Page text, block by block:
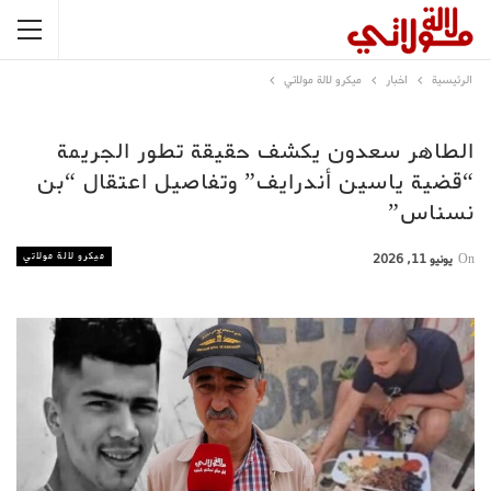
الرئيسية اخبار ميكرو لالة مولاتي
الطاهر سعدون يكشف حقيقة تطور الجريمة
“قضية ياسين أندرايف” وتفاصيل اعتقال “بن
نسناس”
ميكرو لالة مولاتي On يونيو 11, 2026